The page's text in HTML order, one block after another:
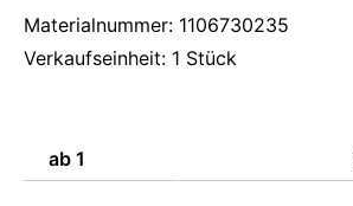
Materialnummer: 1106730235
Verkaufseinheit: 1 Stück
ab 1